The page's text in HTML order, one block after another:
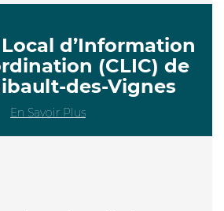
d’Information
(CLIC) de
des-Vignes
En Savoir Plus